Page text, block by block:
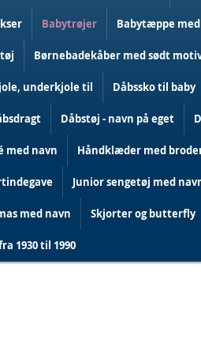
Babytrøjer Babytæppe
Børnebadekåber med sødt
underkjole til Dåbssko til baby
Dåbstøj - navn på eget
med navn Håndklæder med
Junior sengetøj med
med navn Skjorter og butterfly
1930 til 1990